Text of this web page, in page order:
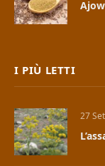
I PIÙ LETTI
27